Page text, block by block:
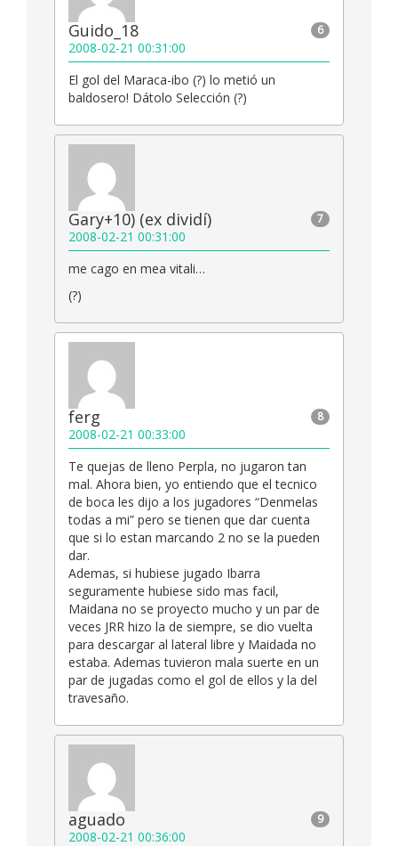
6
Guido_18
2008-02-21 00:31:00
El gol del Maraca-ibo (?) lo metió un
baldosero! Dátolo Selección (?)
7
Gary+10) (ex dividí)
2008-02-21 00:31:00
me cago en mea vitali…
(?)
8
ferg
2008-02-21 00:33:00
Te quejas de lleno Perpla, no jugaron tan
mal. Ahora bien, yo entiendo que el tecnico
de boca les dijo a los jugadores “Denmelas
todas a mi” pero se tienen que dar cuenta
que si lo estan marcando 2 no se la pueden
dar.
Ademas, si hubiese jugado Ibarra
seguramente hubiese sido mas facil,
Maidana no se proyecto mucho y un par de
veces JRR hizo la de siempre, se dio vuelta
para descargar al lateral libre y Maidada no
estaba. Ademas tuvieron mala suerte en un
par de jugadas como el gol de ellos y la del
travesaño.
9
aguado
2008-02-21 00:36:00